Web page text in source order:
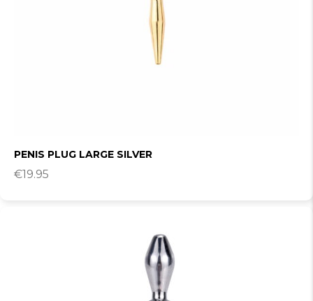
PENIS PLUG LARGE SILVER
€19.95